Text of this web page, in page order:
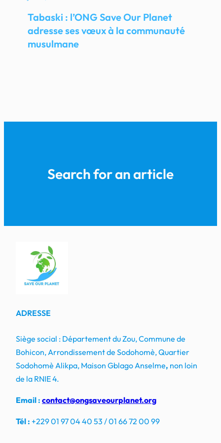
Tabaski : l’ONG Save Our Planet
adresse ses vœux à la communauté
musulmane
Search for an article
ADRESSE
Siège social : Département du Zou, Commune de
Bohicon, Arrondissement de Sodohomè, Quartier
Sodohomè Alikpa, Maison Gblago Anselme, non loin
de la RNIE 4.
Email : contact@ongsaveourplanet.org
Tél : +229 01 97 04 40 53 / 01 66 72 00 99